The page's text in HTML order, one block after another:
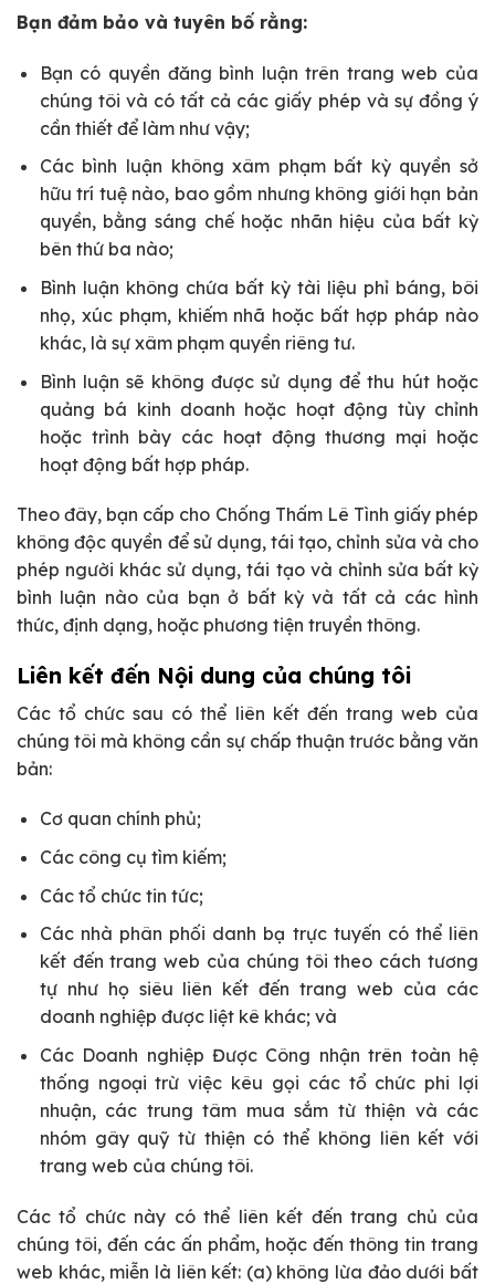
Bạn đảm bảo và tuyên bố rằng:
Bạn có quyền đăng bình luận trên trang web của
chúng tôi và có tất cả các giấy phép và sự đồng ý
cần thiết để làm như vậy;
Các bình luận không xâm phạm bất kỳ quyền sở
hữu trí tuệ nào, bao gồm nhưng không giới hạn bản
quyền, bằng sáng chế hoặc nhãn hiệu của bất kỳ
bên thứ ba nào;
Bình luận không chứa bất kỳ tài liệu phỉ báng, bôi
nhọ, xúc phạm, khiếm nhã hoặc bất hợp pháp nào
khác, là sự xâm phạm quyền riêng tư.
Bình luận sẽ không được sử dụng để thu hút hoặc
quảng bá kinh doanh hoặc hoạt động tùy chỉnh
hoặc trình bày các hoạt động thương mại hoặc
hoạt động bất hợp pháp.
Theo đây, bạn cấp cho Chống Thấm Lê Tình giấy phép
không độc quyền để sử dụng, tái tạo, chỉnh sửa và cho
phép người khác sử dụng, tái tạo và chỉnh sửa bất kỳ
bình luận nào của bạn ở bất kỳ và tất cả các hình
thức, định dạng, hoặc phương tiện truyền thông.
Liên kết đến Nội dung của chúng tôi
Các tổ chức sau có thể liên kết đến trang web của
chúng tôi mà không cần sự chấp thuận trước bằng văn
bản:
Cơ quan chính phủ;
Các công cụ tìm kiếm;
Các tổ chức tin tức;
Các nhà phân phối danh bạ trực tuyến có thể liên
kết đến trang web của chúng tôi theo cách tương
tự như họ siêu liên kết đến trang web của các
doanh nghiệp được liệt kê khác; và
Các Doanh nghiệp Được Công nhận trên toàn hệ
thống ngoại trừ việc kêu gọi các tổ chức phi lợi
nhuận, các trung tâm mua sắm từ thiện và các
nhóm gây quỹ từ thiện có thể không liên kết với
trang web của chúng tôi.
Các tổ chức này có thể liên kết đến trang chủ của
chúng tôi, đến các ấn phẩm, hoặc đến thông tin trang
web khác, miễn là liên kết: (a) không lừa đảo dưới bất